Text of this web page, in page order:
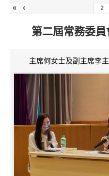
« ‹
第二屆常務委
主席何女士及副主席李